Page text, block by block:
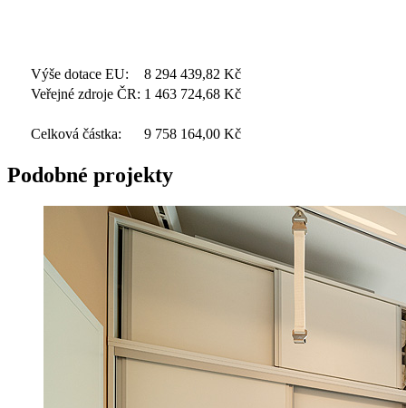
Výše dotace EU: 8 294 439,82 Kč
Veřejné zdroje ČR: 1 463 724,68 Kč
Celková částka: 9 758 164,00 Kč
Podobné projekty